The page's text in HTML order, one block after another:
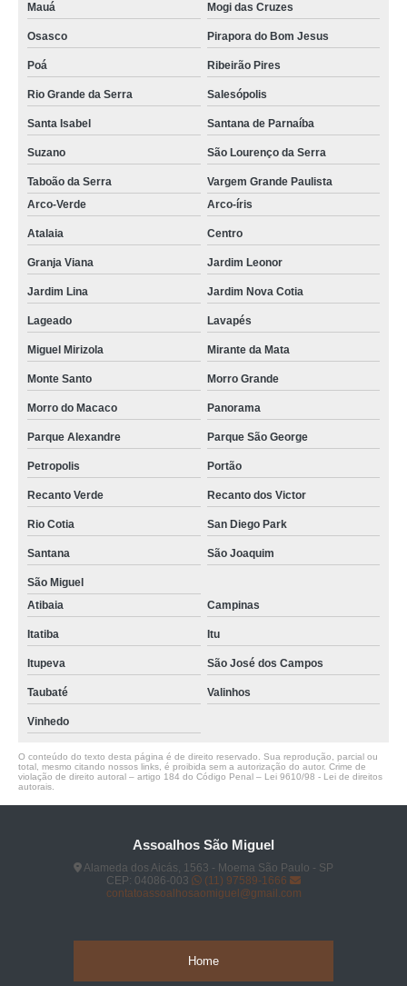
Mauá Mogi das Cruzes
Osasco Pirapora do Bom Jesus
Poá Ribeirão Pires
Rio Grande da Serra Salesópolis
Santa Isabel Santana de Parnaíba
Suzano São Lourenço da Serra
Taboão da Serra
Vargem Grande Paulista
Arco-Verde
Arco-íris
Atalaia Centro
Granja Viana Jardim Leonor
Jardim Lina Jardim Nova Cotia
Lageado Lavapés
Miguel Mirizola Mirante da Mata
Monte Santo Morro Grande
Morro do Macaco Panorama
Parque Alexandre Parque São George
Petropolis Portão
Recanto Verde Recanto dos Victor
Rio Cotia San Diego Park
Santana São Joaquim
São Miguel
Atibaia
Campinas
Itatiba Itu
Itupeva São José dos Campos
Taubaté Valinhos
Vinhedo
O conteúdo do texto desta página é de direito reservado. Sua reprodução, parcial ou
total, mesmo citando nossos links, é proibida sem a autorização do autor. Crime de
violação de direito autoral – artigo 184 do Código Penal – Lei 9610/98 - Lei de direitos
autorais
Assoalhos São Miguel
Alameda dos Aicás, 1563 - Moema São Paulo - SP
CEP: 04086-003
(11) 97589-1666
contatoassoalhosaomiguel@gmail.com
Home